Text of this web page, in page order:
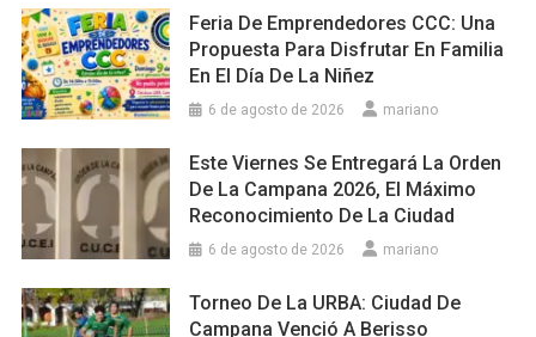
Feria De Emprendedores CCC: Una
Propuesta Para Disfrutar En Familia
En El Día De La Niñez
6 de agosto de 2026 mariano
Este Viernes Se Entregará La Orden
De La Campana 2026, El Máximo
Reconocimiento De La Ciudad
6 de agosto de 2026 mariano
Torneo De La URBA: Ciudad De
Campana Venció A Berisso